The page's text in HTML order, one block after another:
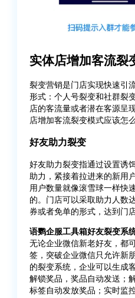
实体店增加客流裂
裂变营销是门店实现快速引
形式：个人号裂变和社群裂
店的客流量或者潜在客源呈
店增加客流裂变模式应该怎
好友助力裂变
好友助力裂变指通过设置诱
助力，紧接着拉进来的新用
用户数量就像滚雪球一样快
的。门店可以采取助力人数
券或者免单的形式，达到门
语鹦企服工具箱好友裂变系
无论企业微信新老好友，都
签，突破企业微信只允许新
的裂变系统，企业可以生成
解锁奖品，奖品自动发送；
标签自动发放奖品；实时监